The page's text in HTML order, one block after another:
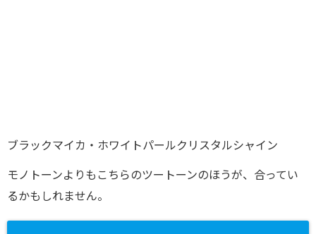
ブラックマイカ・ホワイトパールクリスタルシャイン
モノトーンよりもこちらのツートーンのほうが、合ってい
るかもしれません。